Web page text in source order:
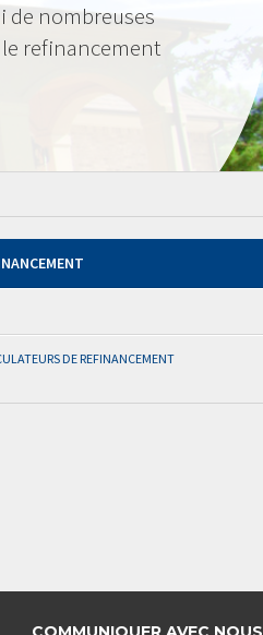
de nombreuses
refinancement
DE REFINANCEMENT